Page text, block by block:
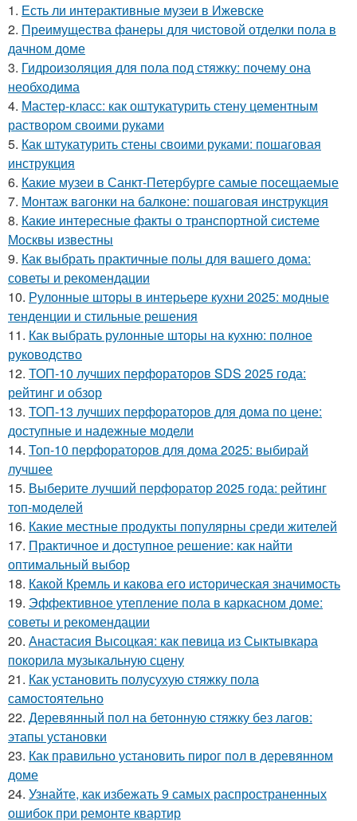
1. Есть ли интерактивные музеи в Ижевске
2. Преимущества фанеры для чистовой отделки пола в
дачном доме
3. Гидроизоляция для пола под стяжку: почему она
необходима
4. Мастер-класс: как оштукатурить стену цементным
раствором своими руками
5. Как штукатурить стены своими руками: пошаговая
инструкция
6. Какие музеи в Санкт-Петербурге самые посещаемые
7. Монтаж вагонки на балконе: пошаговая инструкция
8. Какие интересные факты о транспортной системе
Москвы известны
9. Как выбрать практичные полы для вашего дома:
советы и рекомендации
10. Рулонные шторы в интерьере кухни 2025: модные
тенденции и стильные решения
11. Как выбрать рулонные шторы на кухню: полное
руководство
12. ТОП-10 лучших перфораторов SDS 2025 года:
рейтинг и обзор
13. ТОП-13 лучших перфораторов для дома по цене:
доступные и надежные модели
14. Топ-10 перфораторов для дома 2025: выбирай
лучшее
15. Выберите лучший перфоратор 2025 года: рейтинг
топ-моделей
16. Какие местные продукты популярны среди жителей
17. Практичное и доступное решение: как найти
оптимальный выбор
18. Какой Кремль и какова его историческая значимость
19. Эффективное утепление пола в каркасном доме:
советы и рекомендации
20. Анастасия Высоцкая: как певица из Сыктывкара
покорила музыкальную сцену
21. Как установить полусухую стяжку пола
самостоятельно
22. Деревянный пол на бетонную стяжку без лагов:
этапы установки
23. Как правильно установить пирог пол в деревянном
доме
24. Узнайте, как избежать 9 самых распространенных
ошибок при ремонте квартир